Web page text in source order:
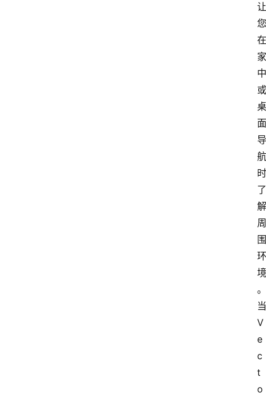
让
您
在
家
中
或
桌
面
导
航
时
了
解
周
围
环
境
。
当
V
e
c
t
o